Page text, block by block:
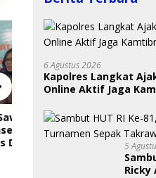
Indri Nugraheni: Festival
Sayang Anak Harus Jadi
Gerakan Berkelanjutan
Perlindungan Anak
6 Agustus 2026
Kapolres Langkat
Online Aktif Jaga
5
Ricky